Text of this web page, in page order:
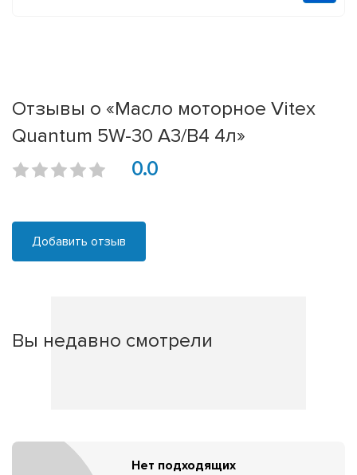
Отзывы о «Масло моторное Vitex
Quantum 5W-30 А3/B4 4л»
0.0
Добавить отзыв
Вы недавно смотрели
Нет подходящих